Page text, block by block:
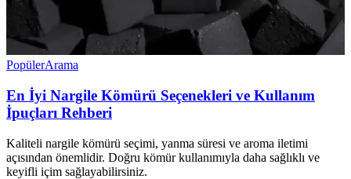
PopülerArama
En İyi Nargile Kömürü Seçenekleri ve Kullanım
İpuçları Rehberi
Kaliteli nargile kömürü seçimi, yanma süresi ve aroma iletimi
açısından önemlidir. Doğru kömür kullanımıyla daha sağlıklı ve
keyifli içim sağlayabilirsiniz.